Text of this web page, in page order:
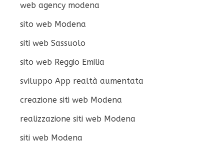
web agency modena
sito web Modena
siti web Sassuolo
sito web Reggio Emilia
sviluppo App realtà aumentata
creazione siti web Modena
realizzazione siti web Modena
siti web Modena